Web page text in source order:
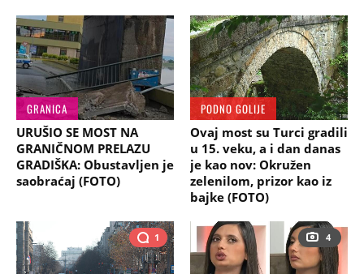
GRANICA
URUŠIO SE MOST NA
GRANIČNOM PRELAZU
GRADIŠKA: Obustavljen je
saobraćaj (FOTO)
PODNO GOLIJE
Ovaj most su Turci gradili
u 15. veku, a i dan danas
je kao nov: Okružen
zelenilom, prizor kao iz
bajke (FOTO)
1 4